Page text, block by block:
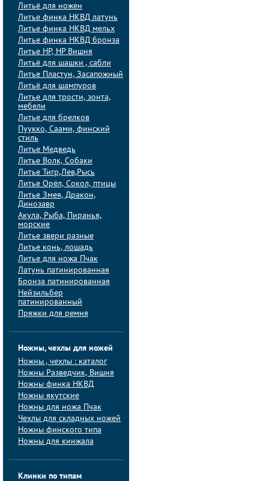
Литьё для ножен
Литье финка НКВД латунь
Литье финка НКВД мельх
Литье финка НКВД бронза
Литье НР, НР Вишня
Литьё для шашки , сабли
Литье Пластун, Засапожный
Литьё для шампуров
Литье для трости, зонта,
мебели
Литье для брелков
Пуукко, Саами, финский
стиль
Литье Медведь
Литье Волк, Собаки
Литье Тигр,Лев,Рысь
Литье Орёл, Сокол, птицы
Литье Змея, Дракон,
Динозавр
Акула, Рыба, Пиранья,
морские
Литье звери разные
Литье конь, лошадь
Литье для ножа Пчак
Латунь патинированная
Бронза патинированная
Нейзильбер
патинированный
Пряжки для ремня
Ножны, чехлы для ножей
Ножны , чехлы : каталог
Ножны Разведчик, Вишня
Ножны финка НКВД
Ножны якутские
Ножны для ножа Пчак
Чехлы для складных ножей
Ножны финского типа
Ножны для кинжала
Клинки по типам